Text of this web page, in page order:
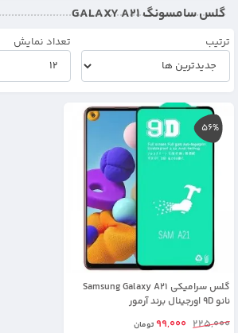
گلس سامسونگ GALAXY A21
ترتیب تعداد نمایش
56%
گلس سرامیکی Samsung Galaxy A21
نانو 9D اورجینال برند آرمور
225,000
99,000تومان